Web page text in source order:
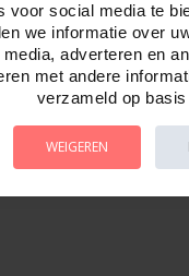
voor social media te
we informatie over
adverteren en
met andere
verzameld op
WEIGEREN